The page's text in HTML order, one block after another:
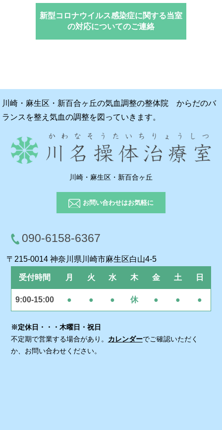
新型コロナウイルス感染症に関する当室
の対応についてのご連絡
川崎・麻生区・新百合ヶ丘の気血調整の整体院 からだのバ
ランスを整え気血の調整を図っていきます。
川崎・麻生区・新百合ヶ丘
お問い合わせはお気軽に
090-6158-6367
〒215-0014 神奈川県川崎市麻生区白山4-5
受付時間 月 火 水 木 金 土 日
9:00-15:00 ● ● ● 休 ● ● ●
※定休日・・・木曜日・祝日
不定期で営業する場合があり。 カレンダーでご確認いただく
か、お問い合わせください。